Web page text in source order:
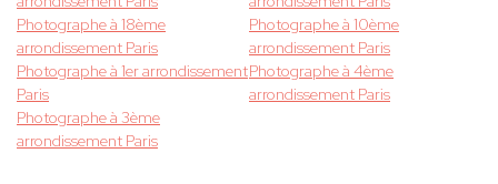
Photographe à 18ème
arrondissement Paris
Photographe à 10ème
arrondissement Paris
Photographe à 1er arrondissement
Paris
Photographe à 4ème
arrondissement Paris
Photographe à 3ème
arrondissement Paris